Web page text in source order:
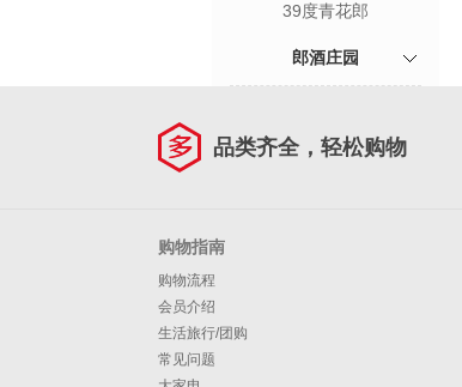
39度青花郎
郎酒庄园
品类齐全，轻松购物
购物指南
购物流程
会员介绍
生活旅行/团购
常见问题